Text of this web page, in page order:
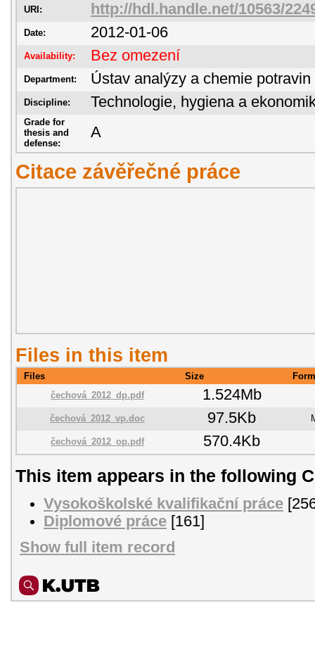
URI: http://hdl.handle.net/10563/
Date: 2012-01-06
Availability: Bez omezení
Department: Ústav analýzy a chemie potravin
Discipline: Technologie, hygiena a
Grade for
thesis and
defense:
A
Citace závěřečné práce
Files in this item
Files Size
čechová_2012_dp.pdf
1.524Mb
čechová_2012_vp.doc 97.5Kb
čechová_2012_op.pdf 570.4Kb
This item appears in the following
Vysokoškolské kvalifikační práce
Diplomové práce [161]
Show full item record